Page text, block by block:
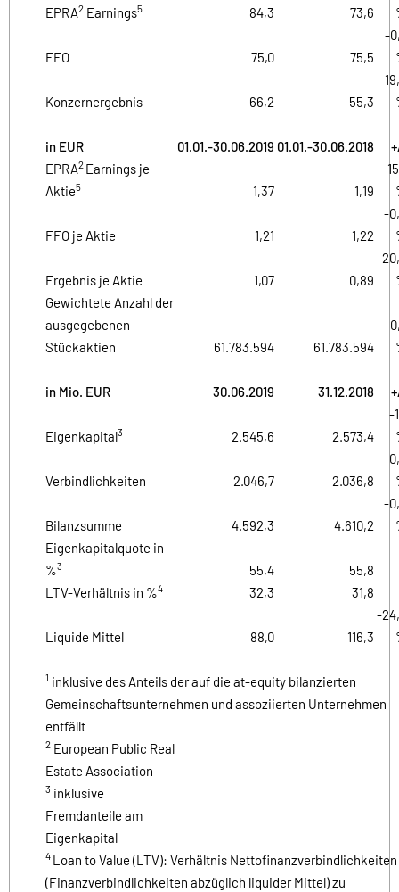
EPRA2 Earnings5 84,3 73,6
FFO 75,0 75,5
-
Konzernergebnis 66,2 55,3
in EUR 01.01.-30.06.2019 01.01.-30.06.2018
EPRA2 Earnings je
Aktie5 1,37 1,19
FFO je Aktie 1,21 1,22
-
Ergebnis je Aktie 1,07 0,89
Gewichtete Anzahl der
ausgegebenen
Stückaktien
61.783.594 61.783.594
in Mio. EUR 30.06.2019 31.12.2018
Eigenkapital3 2.545,6 2.573,4
-
Verbindlichkeiten 2.046,7 2.036,8
Bilanzsumme 4.592,3 4.610,2
-
Eigenkapitalquote in
%3 55,4
55,8
LTV-Verhältnis in %4 32,3 31,8
Liquide Mittel 88,0 116,3
-
1 inklusive des Anteils der auf die at-equity bilanzierten
Gemeinschaftsunternehmen und assoziierten Unternehmen
entfällt
2 European Public Real
Estate Association
3 inklusive
Fremdanteile am
Eigenkapital
4 Loan to Value (LTV): Verhältnis Nettofinanzverbindlichkeiten
(Finanzverbindlichkeiten abzüglich liquider Mittel) zu